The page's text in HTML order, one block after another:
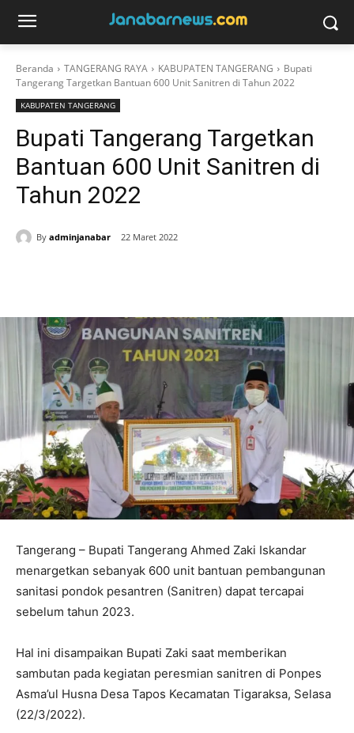
Beranda TANGERANG RAYA KABUPATEN TANGERANG
Bupati
Tangerang Targetkan Bantuan 600 Unit Sanitren di Tahun 2022
KABUPATEN TANGERANG
Bupati Tangerang Targetkan
Bantuan 600 Unit Sanitren di
Tahun 2022
By adminjanabar 22 Maret 2022
Tangerang – Bupati Tangerang Ahmed Zaki Iskandar
menargetkan sebanyak 600 unit bantuan pembangunan
sanitasi pondok pesantren (Sanitren) dapat tercapai
sebelum tahun 2023.
Hal ini disampaikan Bupati Zaki saat memberikan
sambutan pada kegiatan peresmian sanitren di Ponpes
Asma’ul Husna Desa Tapos Kecamatan Tigaraksa, Selasa
(22/3/2022).